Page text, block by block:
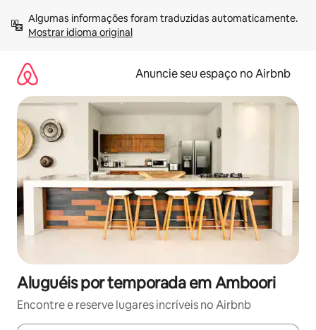
para
Mostrar idioma original
Anuncie seu espaço no Airbnb
Aluguéis por temporada em Amboori
Encontre e reserve lugares incríveis no Airbnb